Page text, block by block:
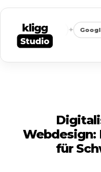
✦ Google
Webdesign:
für